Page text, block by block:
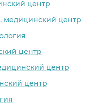
центр
медицинский центр
центр
центр
центр